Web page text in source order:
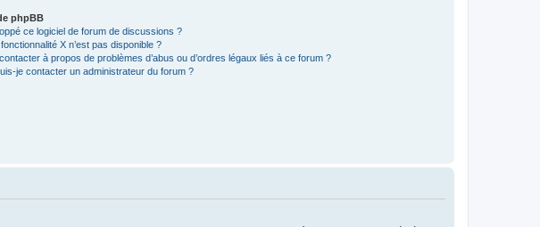
phpBB
ce logiciel de forum de discussions ?
X n’est pas disponible ?
à propos de problèmes d’abus ou d’ordres légaux liés à ce forum ?
je contacter un administrateur du forum ?